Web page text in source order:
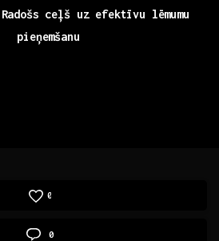
ceļš uz efektīvu lēmumu
pieņemšanu
0
0